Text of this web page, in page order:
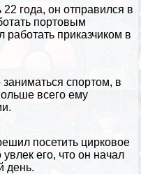
года, он отправился в
портовым
работать приказчиком в
спортом, в
всего ему
посетить цирковое
его, что он начал
день.